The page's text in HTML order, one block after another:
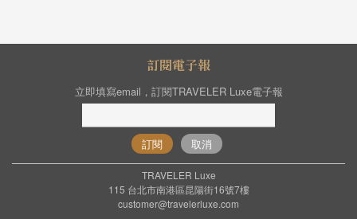
訂閱電子報
立即填寫email，訂閱TRAVELER Luxe電子報
訂閱 取消
TRAVELER Luxe
115 台北市南港區昆陽街16號7樓
customer@travelerluxe.com